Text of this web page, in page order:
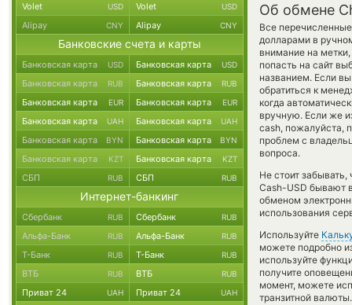
Об обмене
Все
долларами в
внимание на
попасть на сайт
названием. Если
обратиться к
когда
вручную. Если же
cash, пожалуйста,
проблем с
вопроса.
Не стоит
Cash-USD бывают
обменом
использования
Используйте
можете подробно
используйте
получите
момент, можете
транзитной валюты.
Volet USD Volet USD
Alipay CNY Alipay CNY
Банковские счета и карты
Банковская карта USD Банковская карта USD
Банковская карта RUB Банковская карта RUB
Банковская карта EUR Банковская карта EUR
Банковская карта UAH Банковская карта UAH
Банковская карта BYN Банковская карта BYN
Банковская карта KZT Банковская карта KZT
СБП RUB СБП RUB
Интернет-банкинг
Сбербанк RUB Сбербанк RUB
Альфа-Банк RUB Альфа-Банк RUB
Т-Банк RUB Т-Банк RUB
ВТБ RUB ВТБ RUB
Приват 24 UAH Приват 24 UAH